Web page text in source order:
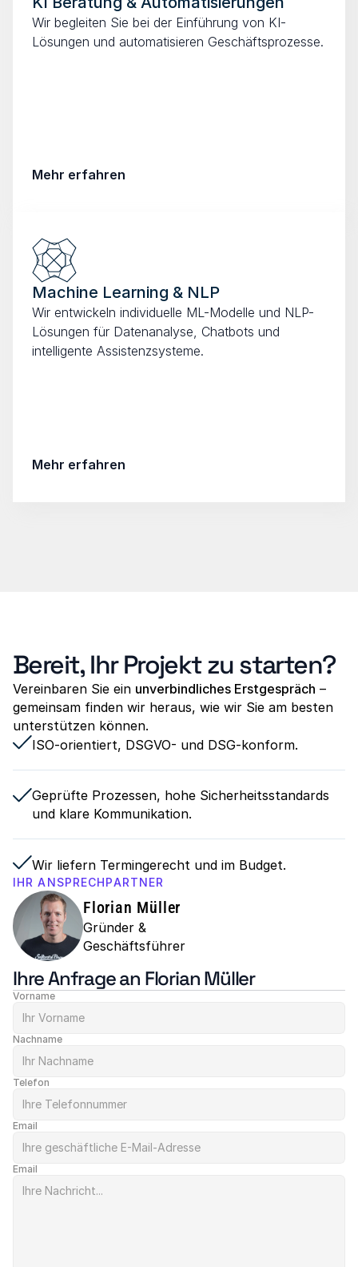
Wir begleiten Sie bei der Einführung von KI-
Lösungen und automatisieren Geschäftsprozesse.
Mehr erfahren
Machine Learning & NLP
Wir entwickeln individuelle ML-Modelle und NLP-
Lösungen für Datenanalyse, Chatbots und
intelligente Assistenzsysteme.
Mehr erfahren
Bereit, Ihr Projekt zu starten?
Vereinbaren Sie ein unverbindliches Erstgespräch –
gemeinsam finden wir heraus, wie wir Sie am besten
unterstützen können.
ISO-orientiert, DSGVO- und DSG-konform.
Geprüfte Prozessen, hohe Sicherheitsstandards
und klare Kommunikation.
Wir liefern Termingerecht und im Budget.
IHR ANSPRECHPARTNER
Florian Müller
Gründer &
Geschäftsführer
Ihre Anfrage an Florian Müller
Vorname
Nachname
Telefon
Email
Email